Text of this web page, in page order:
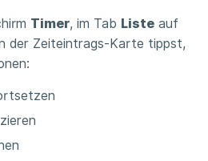
Timer, im Tab Liste auf
der Zeiteintrags-Karte tippst,